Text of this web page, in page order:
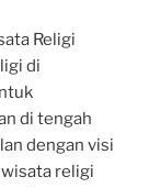
Religi
di
di tengah
dengan visi
religi